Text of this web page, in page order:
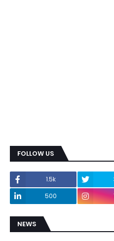
FOLLOW US
1.5k
500
NEWS